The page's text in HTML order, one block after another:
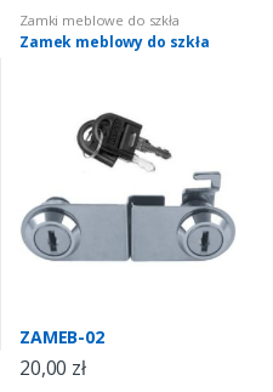
Zamki meblowe do szkła
Zamek meblowy do szkła
ZAMEB-02
20,00 zł